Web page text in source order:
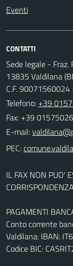
Eventi
CONTATTI
Sede legale - Fraz.
13835 Valdilana
C.F.
Telefono: +39
Fax: +39 01575026
E-mail:
PEC:
IL FAX NON PUO'
PAGAMENTI
Conto corrente
Valdilana: IBAN:
Codice BIC: